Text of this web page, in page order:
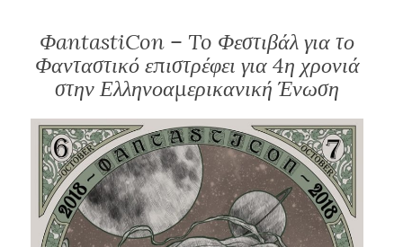
ΦantastiCon – To Φεστιβάλ για το
Φανταστικό επιστρέφει για 4η χρονιά
στην Ελληνοαμερικανική Ένωση